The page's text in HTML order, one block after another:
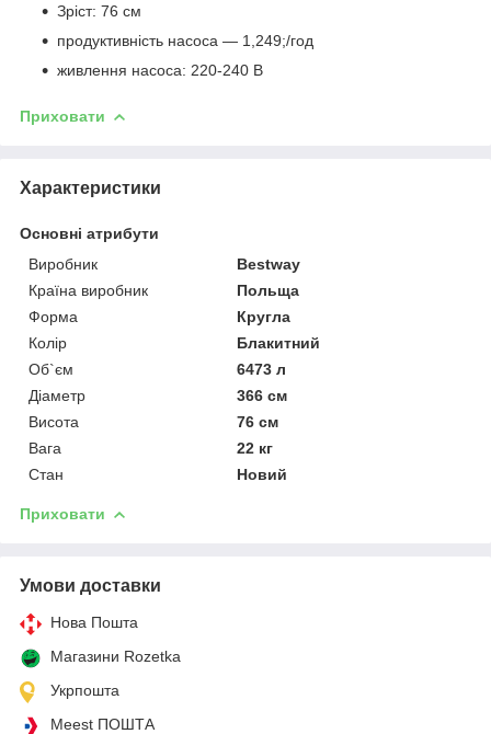
Зріст: 76 см
продуктивність насоса — 1,249;/год
живлення насоса: 220-240 В
Приховати
Характеристики
Основні атрибути
Виробник
Bestway
Країна виробник
Польща
Форма
Кругла
Колір
Блакитний
Об`єм
6473 л
Діаметр
366 см
Висота
76 см
Вага
22 кг
Стан
Новий
Приховати
Умови доставки
Нова Пошта
Магазини Rozetka
Укрпошта
Meest ПОШТА